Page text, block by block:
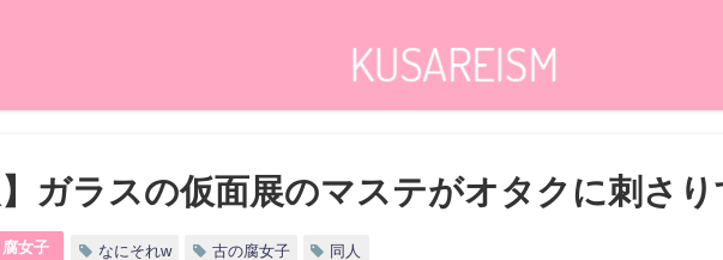
】ガラスの仮面展のマステがオタクに刺さ
腐女子 なにそれw 古の腐女子 同人